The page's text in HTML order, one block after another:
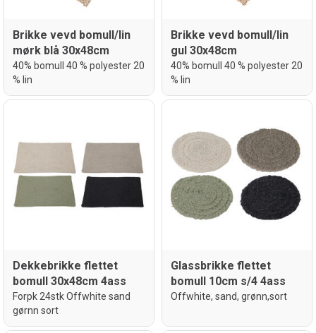
Brikke vevd bomull/lin
mørk blå 30x48cm
40% bomull 40 % polyester 20
% lin
Brikke vevd bomull/lin
gul 30x48cm
40% bomull 40 % polyester 20
% lin
Dekkebrikke flettet
bomull 30x48cm 4ass
Forpk 24stk Offwhite sand
gørnn sort
Glassbrikke flettet
bomull 10cm s/4 4ass
Offwhite, sand, grønn,sort